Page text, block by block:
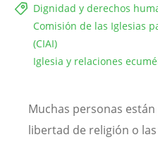
Dignidad y derechos
Comisión de las Iglesias
(CIAI)
Iglesia y relaciones
Muchas personas
libertad de religión o